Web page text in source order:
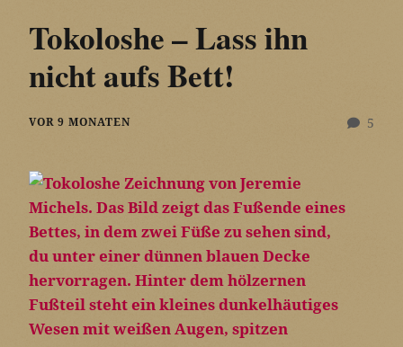
Tokoloshe – Lass ihn
nicht aufs Bett!
5
VOR 9 MONATEN